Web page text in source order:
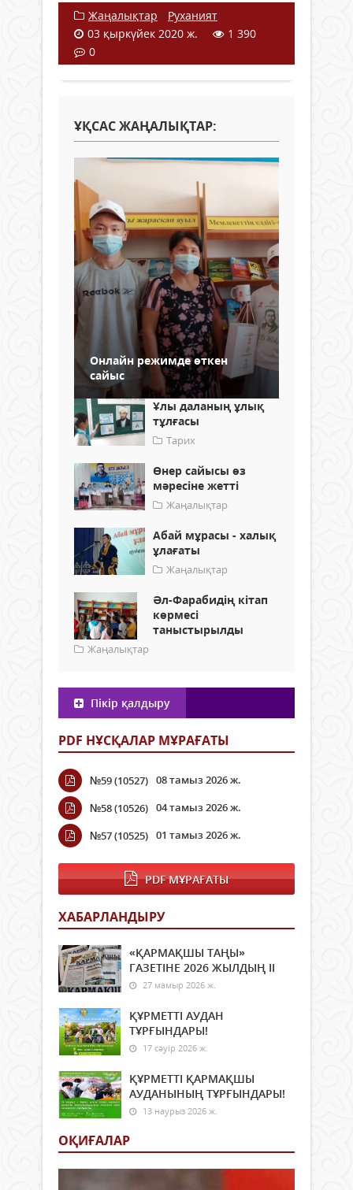
Жаңалықтар / Руханият
03 қыркүйек 2020 ж.
1 390
0
ҰҚСАС ЖАҢАЛЫҚТАР:
Онлайн режимде өткен
сайыс
Ұлы даланың ұлық
тұлғасы
Тарих
Өнер сайысы өз
мәресіне жетті
Жаңалықтар
Абай мұрасы - халық
ұлағаты
Жаңалықтар
Әл-Фарабидің кітап
көрмесі
таныстырылды
Жаңалықтар
Пікір қалдыру
PDF НҰСҚАЛАР МҰРАҒАТЫ
№59 (10527) 08 тамыз 2026 ж.
№58 (10526) 04 тамыз 2026 ж.
№57 (10525) 01 тамыз 2026 ж.
PDF МҰРАҒАТЫ
ХАБАРЛАНДЫРУ
«ҚАРМАҚШЫ ТАҢЫ»
ГАЗЕТІНЕ 2026 ЖЫЛДЫҢ ІI
27 мамыр 2026 ж.
ҚҰРМЕТТІ АУДАН
ТҰРҒЫНДАРЫ!
17 сәуір 2026 ж.
ҚҰРМЕТТІ ҚАРМАҚШЫ
АУДАНЫНЫҢ ТҰРҒЫНДАРЫ!
13 наурыз 2026 ж.
ОҚИҒАЛАР